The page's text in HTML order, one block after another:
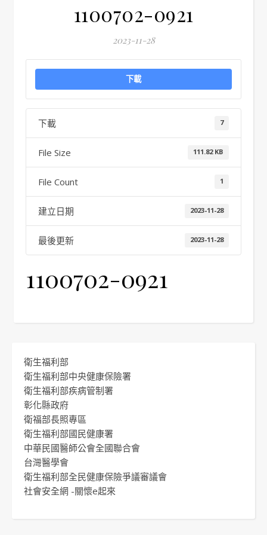
1100702-0921
2023-11-28
下載
下載 7
File Size 111.82 KB
File Count 1
建立日期 2023-11-28
最後更新 2023-11-28
1100702-0921
衛生福利部
衛生福利部中央健康保險署
衛生福利部疾病管制署
彰化縣政府
衛福部長照專區
衛生福利部國民健康署
中華民國醫師公會全國聯合會
台灣醫學會
衛生福利部全民健康保險爭議審議會
社會安全網 -關懷e起來